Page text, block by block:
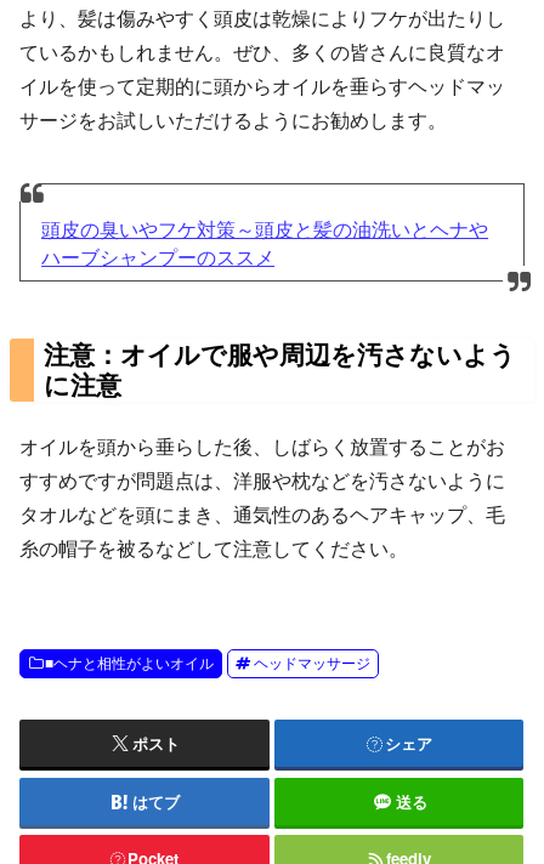
より、髪は傷みやすく頭皮は乾燥によりフケが出たりし
ているかもしれません。ぜひ、多くの皆さんに良質なオ
イルを使って定期的に頭からオイルを垂らすヘッドマッ
サージをお試しいただけるようにお勧めします。
頭皮の臭いやフケ対策～頭皮と髪の油洗いとヘナや
ハーブシャンプーのススメ
注意：オイルで服や周辺を汚さないよう
に注意
オイルを頭から垂らした後、しばらく放置することがお
すすめですが問題点は、洋服や枕などを汚さないように
タオルなどを頭にまき、通気性のあるヘアキャップ、毛
糸の帽子を被るなどして注意してください。
■ヘナと相性がよいオイル ヘッドマッサージ
ポスト シェア
はてブ 送る
Pocket feedly